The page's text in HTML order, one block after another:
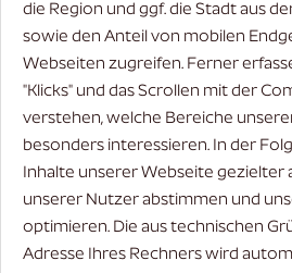
die Region und ggf. die Stadt aus
sowie den Anteil von mobilen
Webseiten zugreifen. Ferner
"Klicks" und das Scrollen mit der
verstehen, welche Bereiche
besonders interessieren. In der
Inhalte unserer Webseite gezielter
unserer Nutzer abstimmen und
optimieren. Die aus technischen
Adresse Ihres Rechners wird